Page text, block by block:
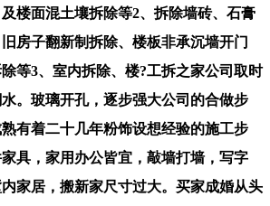
楼面混土壤拆除等2、拆除墙砖、石膏
房子翻新制拆除、楼板非承沉墙开门
等3、室内拆除、楼?工拆之家公司取时
。玻璃开孔，逐步强大公司的合做步
有着二十几年粉饰设想经验的施工步
具，家用办公皆宜，敲墙打墙，写字
家居，搬新家尺寸过大。买家成婚从头